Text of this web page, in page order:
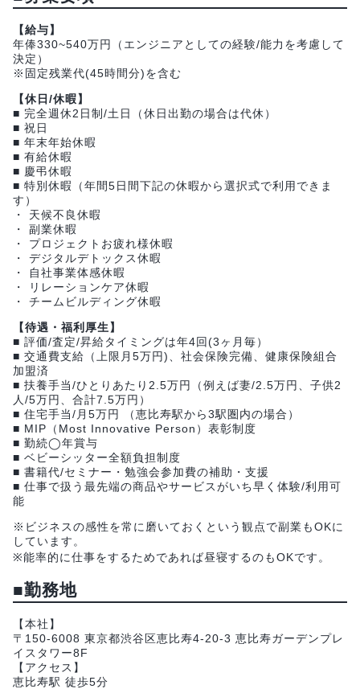
【給与】
年俸330~540万円（エンジニアとしての経験/能力を考慮して
決定）
※固定残業代(45時間分)を含む
【休日/休暇】
■ 完全週休2日制/土日（休日出勤の場合は代休）
■ 祝日
■ 年末年始休暇
■ 有給休暇
■ 慶弔休暇
■ 特別休暇（年間5日間下記の休暇から選択式で利用できま
す）
・ 天候不良休暇
・ 副業休暇
・ プロジェクトお疲れ様休暇
・ デジタルデトックス休暇
・ 自社事業体感休暇
・ リレーションケア休暇
・ チームビルディング休暇
【待遇・福利厚生】
■ 評価/査定/昇給タイミングは年4回(3ヶ月毎）
■ 交通費支給（上限月5万円)、社会保険完備、健康保険組合
加盟済
■ 扶養手当/ひとりあたり2.5万円（例えば妻/2.5万円、子供2
人/5万円、合計7.5万円）
■ 住宅手当/月5万円 （恵比寿駅から3駅圏内の場合）
■ MIP（Most Innovative Person）表彰制度
■ 勤続◯年賞与
■ ベビーシッター全額負担制度
■ 書籍代/セミナー・勉強会参加費の補助・支援
■ 仕事で扱う最先端の商品やサービスがいち早く体験/利用可
能
※ビジネスの感性を常に磨いておくという観点で副業もOKに
しています。
※能率的に仕事をするためであれば昼寝するのもOKです。
■勤務地
【本社】
〒150-6008 東京都渋谷区恵比寿4-20-3 恵比寿ガーデンプレ
イスタワー8F
【アクセス】
恵比寿駅 徒歩5分